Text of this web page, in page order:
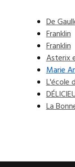
De
Franklin
Franklin
Asterix
Marie
L'école
La